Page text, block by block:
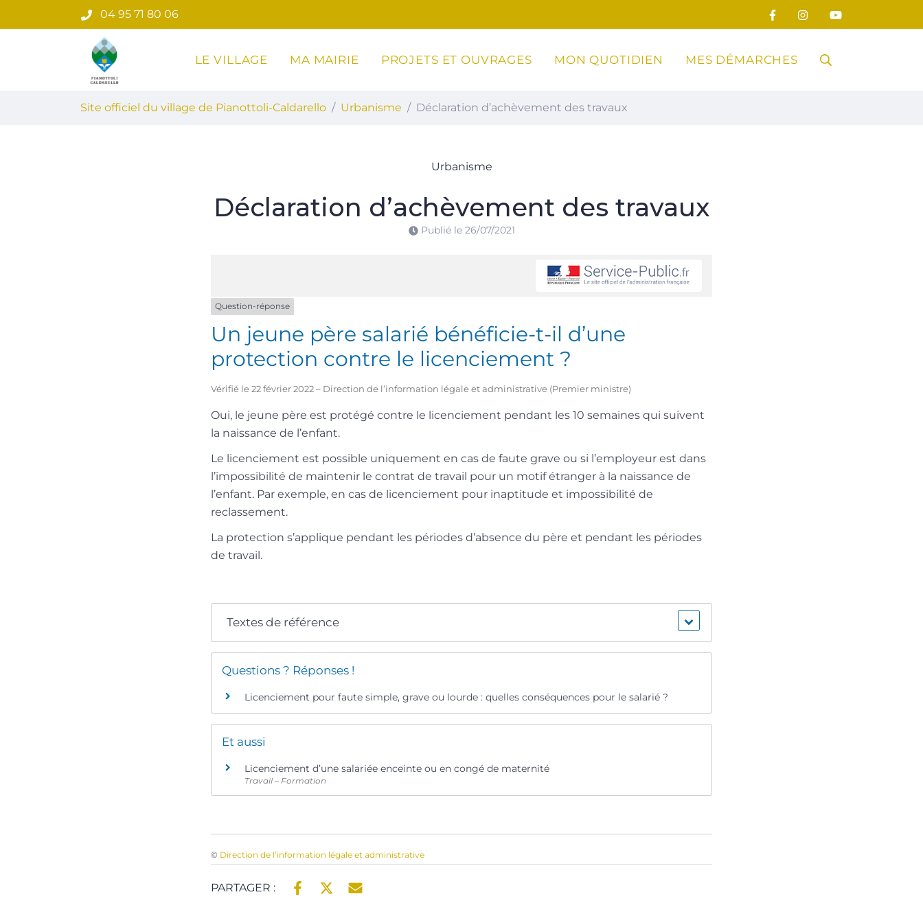
au
04 95 71 80 06
Site officiel du village de Pianottoli-Caldarello
LE VILLAGE MA MAIRIE PROJETS ET OUVRAGES MON QUOTIDIEN MES DÉMARCHES RECHERCHE
Site officiel du village de Pianottoli-Caldarello Urbanisme Déclaration d’achèvement des travaux
Urbanisme
Déclaration d’achèvement des travaux
Publié le 26/07/2021
Question-réponse
Un jeune père salarié bénéficie-t-il d’une
protection contre le licenciement ?
Vérifié le 22 février 2022 – Direction de l’information légale et administrative (Premier ministre)
Oui, le jeune père est protégé contre le licenciement pendant les 10 semaines qui suivent
la naissance de l’enfant.
Le licenciement est possible uniquement en cas de faute grave ou si l’employeur est dans
l’impossibilité de maintenir le contrat de travail pour un motif étranger à la naissance de
l’enfant. Par exemple, en cas de licenciement pour inaptitude et impossibilité de
reclassement.
La protection s’applique pendant les périodes d’absence du père et pendant les périodes
de travail.
Textes de référence
Questions ? Réponses !
Licenciement pour faute simple, grave ou lourde : quelles conséquences pour le salarié ?
Et aussi
Licenciement d’une salariée enceinte ou en congé de maternité
Travail – Formation
© Direction de l’information légale et administrative
PARTAGER :